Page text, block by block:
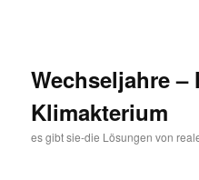
Wechseljahre
Klimakterium
es gibt sie-die Lösungen von